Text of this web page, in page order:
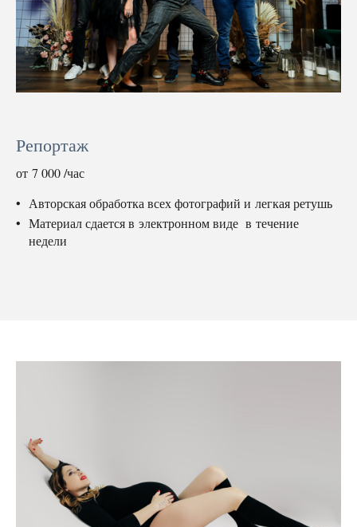
Репортаж
от 7 000 /час
Авторская обработка всех фотографий и легкая ретушь
Материал сдается в электронном виде в течение
недели